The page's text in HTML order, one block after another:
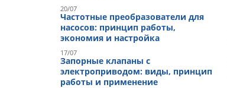
20/07
Частотные преобразователи для
насосов: принцип работы,
экономия и настройка
17/07
Запорные клапаны с
электроприводом: виды, принцип
работы и применение